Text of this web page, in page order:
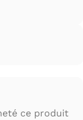
ce produit